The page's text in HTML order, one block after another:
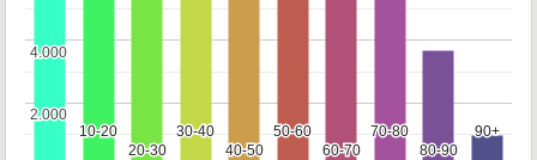
10-20
10-20
20-30
20-30
30-40
30-40
40-50
40-50
50-60
50-60
60-70
60-70
70-80
70-80
80-90
80-90
90+
90+
2.000
2.000
4.000
4.000